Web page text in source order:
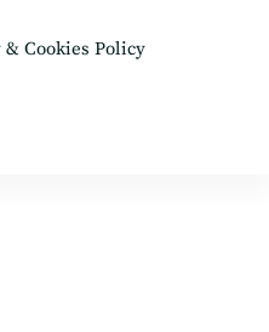
Cookies Policy